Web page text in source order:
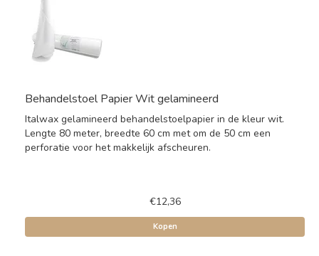
Behandelstoel Papier Wit gelamineerd
Italwax gelamineerd behandelstoelpapier in de kleur wit.
Lengte 80 meter, breedte 60 cm met om de 50 cm een
perforatie voor het makkelijk afscheuren.
€12,36
Kopen